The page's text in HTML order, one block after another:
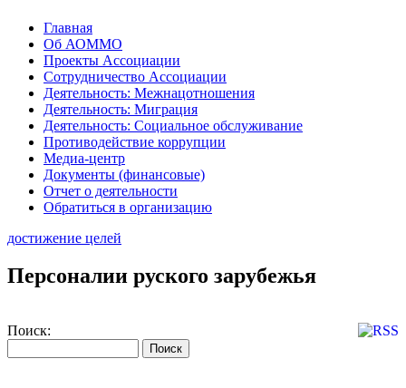
Главная
Об АОММО
Проекты Ассоциации
Сотрудничество Ассоциации
Деятельность: Межнацотношения
Деятельность: Миграция
Деятельность: Социальное обслуживание
Противодействие коррупции
Медиа-центр
Документы (финансовые)
Отчет о деятельности
Обратиться в организацию
достижение целей
Персоналии руского зарубежья
Поиск: